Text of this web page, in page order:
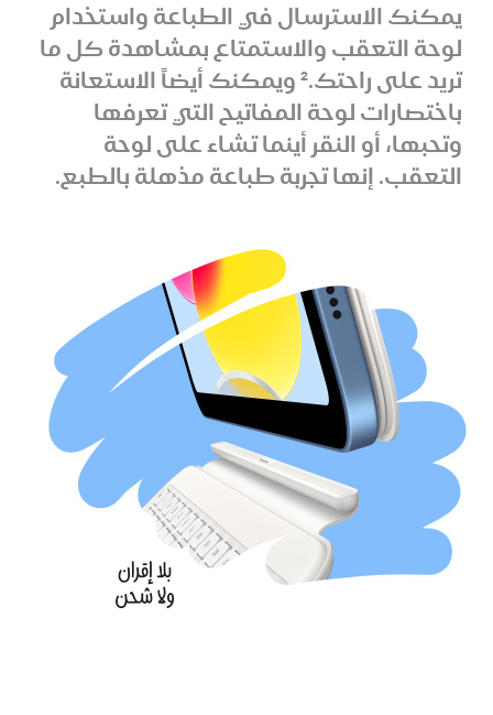
يمكنك الاسترسال في الطباعة واستخدام
لوحة التعقب والاستمتاع بمشاهدة كل ما
تريد على راحتك.2 ويمكنك أيضاً الاستعانة
باختصارات لوحة المفاتيح التي تعرفها
وتحبها، أو النقر أينما تشاء على لوحة
التعقب. إنها تجربة طباعة مذهلة بالطبع.